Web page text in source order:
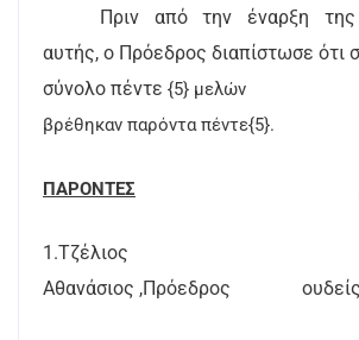
Πριν από την έναρξη της
αυτής, ο Πρόεδρος διαπίστωσε ότι
σύνολο πέντε {5} μελών
βρέθηκαν παρόντα πέντε{5}.
ΠΑΡΟΝΤΕΣ
1.Τζέλιος
Αθανάσιος ,Πρόεδρος
ουδείς